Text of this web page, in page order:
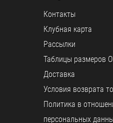
Контакты
Клубная карта
Рассылки
Таблицы размеров
Доставка
Условия возврата
Политика в
персональных